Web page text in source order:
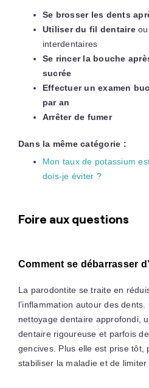
Se brosser les dents
Utiliser du fil dentaireou
interdentaires
Se rincer la bouche
sucrée
Effectuer un examen
par an
Arrêter de fumer
Dans la même catégorie :
Mon taux de potassium
dois-je éviter ?
Foire aux questions
Comment se débarrasser
La parodontite se traite en
l’inflammation autour des
nettoyage dentaire approfondi,
dentaire rigoureuse et parfois
gencives. Plus elle est prise tôt,
stabiliser la maladie et de limiter